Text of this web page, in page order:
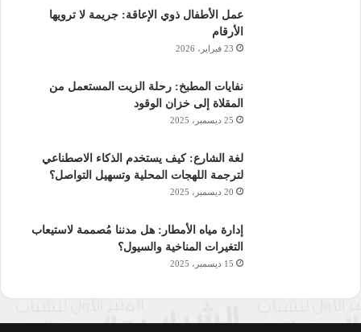
عمل الأطفال ذوي الإعاقة: جريمة لا ترويها
الأرقام
23 فبراير، 2026
نفايات المطبخ: رحلة الزيت المستعمل من
المقلاة إلى خزان الوقود
25 ديسمبر، 2025
لغة الشارع: كيف يستخدم الذكاء الاصطناعي
لترجمة اللهجات المحلية وتسهيل التواصل؟
20 ديسمبر، 2025
إدارة مياه الأمطار: هل مدننا مُصممة لاستيعاب
التغيرات المناخية والسيول؟
15 ديسمبر، 2025